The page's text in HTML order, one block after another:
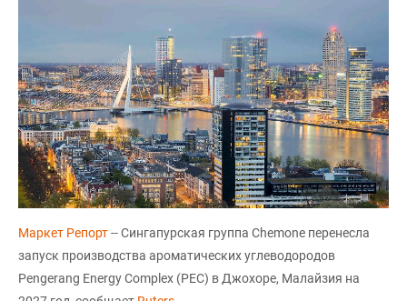
Маркет Репорт-- Сингапурская группа Chemone перенесла
запуск производства ароматических углеводородов
Pengerang Energy Complex (PEC) в Джохоре, Малайзия на